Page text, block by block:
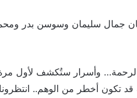
جمال سليمان وسوسن بدر
وأسرار ستُكشف لأول
قد تكون أخطر من الوهم..